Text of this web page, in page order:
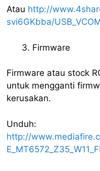
Atau http://
svi6GKbba/
Firmware
Firmware atau stock
untuk mengganti
kerusakan.
Unduh:
http://